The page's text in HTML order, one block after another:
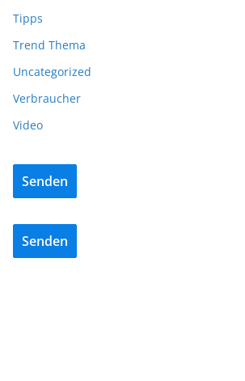
Tipps
Trend Thema
Uncategorized
Verbraucher
Video
Senden
Senden